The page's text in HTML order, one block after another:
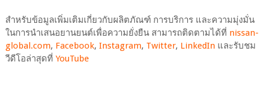
สำหรับข้อมูลเพิ่มเติมเกี่ยวกับผลิตภัณฑ์ การบริการ และความมุ่งมั่น
ในการนำเสนอยานยนต์เพื่อความยั่งยืน สามารถติดตามได้ที่ nissan-
global.com, Facebook, Instagram, Twitter, LinkedInและรับชม
วีดีโอล่าสุดที่ YouTube